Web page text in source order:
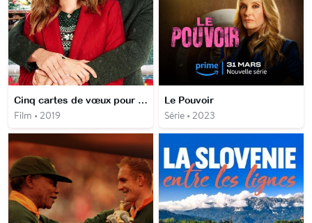
Cinq cartes de vœux pour Noël
Film • 2019
Le Pouvoir
Série • 2023